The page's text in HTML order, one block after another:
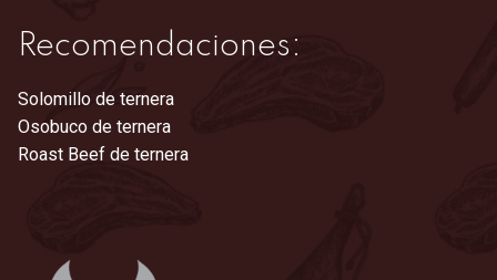
Recomendaciones:
Solomillo de ternera
Osobuco de ternera
Roast Beef de ternera